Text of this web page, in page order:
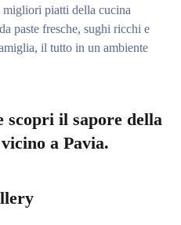
migliori piatti della cucina
paste fresche, sughi ricchi e
il tutto in un ambiente
scopri il sapore della
a Pavia.